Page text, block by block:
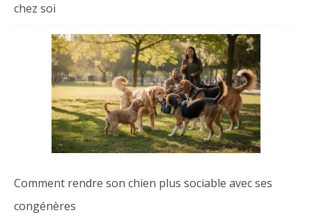
chez soi
Comment rendre son chien plus sociable avec ses
congénères